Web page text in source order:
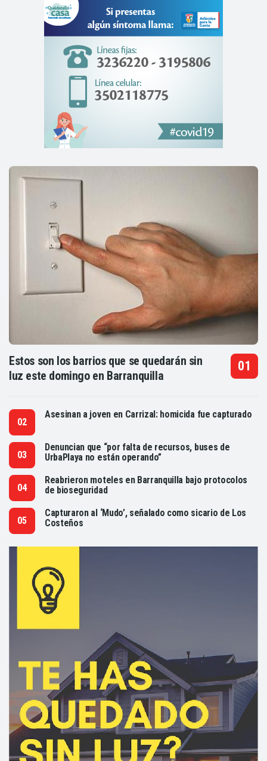
Estos son los barrios que se quedarán sin
luz este domingo en Barranquilla
Asesinan a joven en Carrizal: homicida fue capturado
Denuncian que “por falta de recursos, buses de
UrbaPlaya no están operando”
Reabrieron moteles en Barranquilla bajo protocolos
de bioseguridad
Capturaron al ‘Mudo’, señalado como sicario de Los
Costeños